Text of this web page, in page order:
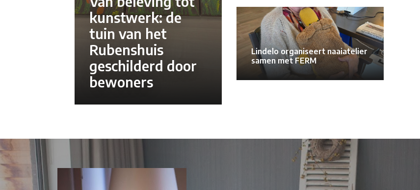
kunstwerk: de
tuin van het
Rubenshuis
geschilderd door
bewoners
Lindelo organiseert naaiatelier
samen met FERM